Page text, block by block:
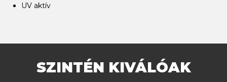
UV aktív
SZINTÉN KIVÁLÓAK